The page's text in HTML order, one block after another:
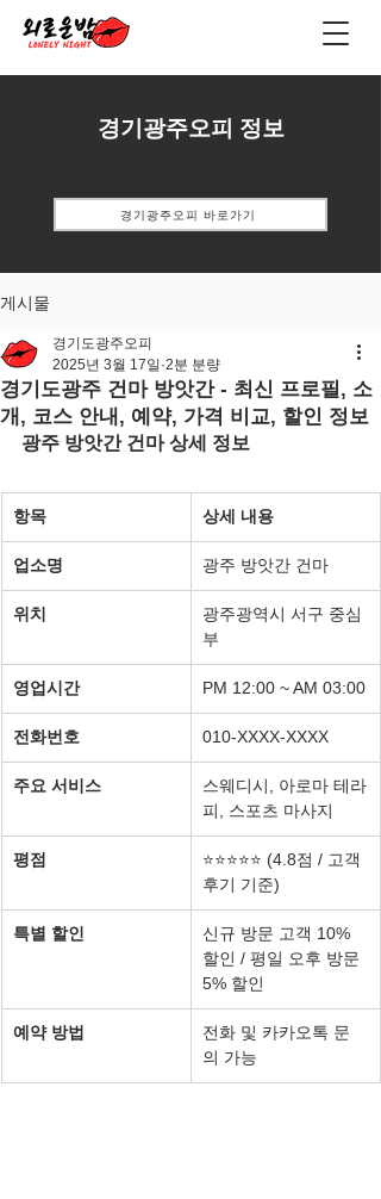
경기광주오피 정보
경기광주오피 바로가기
게시물
경기도광주 건마 방앗간 - 최신 프로필, 소
개, 코스 안내, 예약, 가격 비교, 할인 정보
경기도광주오피
2025년 3월 17일 2분 분량
광주 방앗간 건마 상세 정보
항목 상세 내용
업소명 광주 방앗간 건마
위치
광주광역시 서구 중심
부
영업시간 PM 12:00 ~ AM 03:00
전화번호 010-XXXX-XXXX
주요 서비스
스웨디시, 아로마 테라
피, 스포츠 마사지
평점
⭐⭐⭐⭐⭐ (4.8점 / 고객
후기 기준)
특별 할인
신규 방문 고객 10%
할인 / 평일 오후 방문
5% 할인
예약 방법
전화 및 카카오톡 문
의 가능